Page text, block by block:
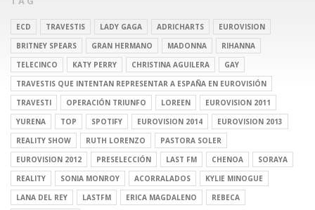
ECD TRAVESTIS LADY GAGA ADRICHARTS
EUROVISION
BRITNEY SPEARS
GRAN HERMANO MADONNA
RIHANNA
TELECINCO
KATY PERRY CHRISTINA AGUILERA
GAY
TRAVESTIS QUE INTENTAN REPRESENTAR A ESPAÑA EN EUROVISIÓN
TRAVESTI
OPERACIÓN TRIUNFO LOREEN
EUROVISION 2011
YURENA
TOP SPOTIFY EUROVISION 2014
EUROVISION 2013
REALITY SHOW
RUTH LORENZO
PASTORA SOLER
EUROVISION 2012
PRESELECCIÓN LAST FM CHENOA
SORAYA
REALITY
SONIA MONROY ACORRALADOS
KYLIE MINOGUE
LANA DEL REY
LASTFM ERICA MAGDALENO
REBECA